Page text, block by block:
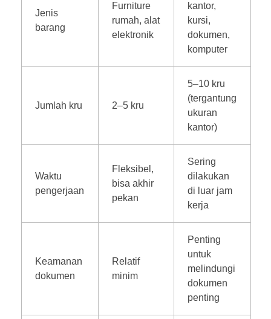
Jenis
barang
Furniture
rumah, alat
elektronik
kantor,
kursi,
dokumen,
komputer
Jumlah kru 2–5 kru
5–10 kru
(tergantung
ukuran
kantor)
Waktu
pengerjaan
Fleksibel,
bisa akhir
pekan
Sering
dilakukan
di luar jam
kerja
Keamanan
dokumen
Relatif
minim
Penting
untuk
melindungi
dokumen
penting